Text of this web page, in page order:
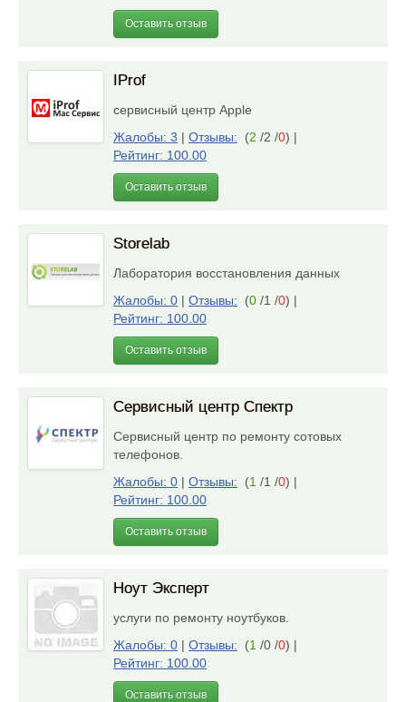
Оставить отзыв
IProf
сервисный центр Apple
Жалобы: 3 | Отзывы: (2 /2 /0) |
Рейтинг: 100.00
Оставить отзыв
Storelab
Лаборатория восстановления данных
Жалобы: 0 | Отзывы: (0 /1 /0) |
Рейтинг: 100.00
Оставить отзыв
Сервисный центр Спектр
Сервисный центр по ремонту сотовых
телефонов.
Жалобы: 0 | Отзывы: (1 /1 /0) |
Рейтинг: 100.00
Оставить отзыв
Ноут Эксперт
услуги по ремонту ноутбуков.
Жалобы: 0 | Отзывы: (1 /0 /0) |
Рейтинг: 100.00
Оставить отзыв